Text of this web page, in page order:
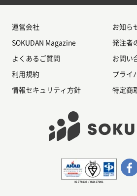
運営会社 お知ら
SOKUDAN Magazine 発注者
よくあるご質問 お問い
利用規約 プライ
情報セキュリティ方針 特定商